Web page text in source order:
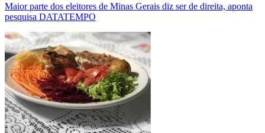
Maior parte dos eleitores de Minas Gerais diz ser de direita, aponta
pesquisa DATATEMPO